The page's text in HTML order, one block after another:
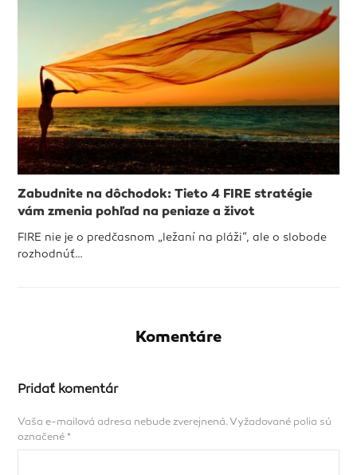
Zabudnite na dôchodok: Tieto 4 FIRE stratégie
vám zmenia pohľad na peniaze a život
FIRE nie je o predčasnom „ležaní na pláži“, ale o slobode
rozhodnúť…
Komentáre
Pridať komentár
Vaša e-mailová adresa nebude zverejnená.Vyžadované polia sú
označené *